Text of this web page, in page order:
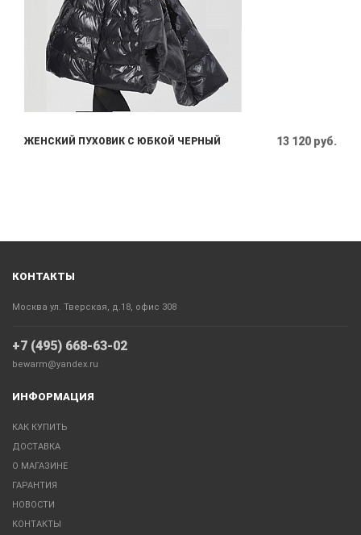
ЖЕНСКИЙ ПУХОВИК С ЮБКОЙ ЧЕРНЫЙ 13 120 руб.
КОНТАКТЫ
Москва ул. Тверская, д.18, офис 308
+7 (495) 668-63-02
bewarm@yandex.ru
ИНФОРМАЦИЯ
КАК КУПИТЬ
ДОСТАВКА
О МАГАЗИНЕ
ГАРАНТИЯ
НОВОСТИ
КОНТАКТЫ